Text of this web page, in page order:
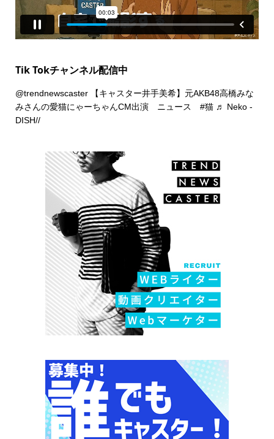
Tik Tokチャンネル配信中
@trendnewscaster【キャスター井手美希】元AKB48高橋みな
みさんの愛猫にゃーちゃんCM出演 ニュース #猫 ♬ Neko -
DISH//